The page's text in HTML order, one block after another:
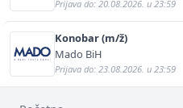
Prijava do: 20.08.2026. u 23:59
Konobar (m/ž)
Mado BiH
Prijava do: 23.08.2026. u 23:59